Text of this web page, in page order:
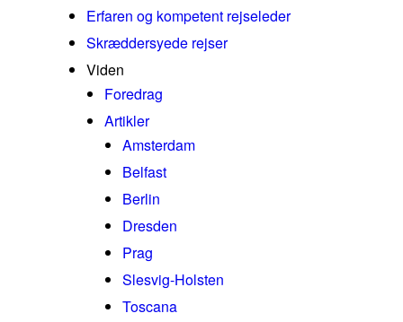
Erfaren og kompetent rejseleder
Skræddersyede rejser
Viden
Foredrag
Artikler
Amsterdam
Belfast
Berlin
Dresden
Prag
Slesvig-Holsten
Toscana